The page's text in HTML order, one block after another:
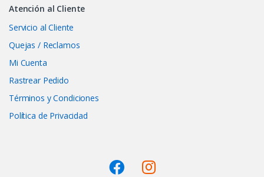
Atención al Cliente
Servicio al Cliente
Quejas / Reclamos
Mi Cuenta
Rastrear Pedido
Términos y Condiciones
Política de Privacidad